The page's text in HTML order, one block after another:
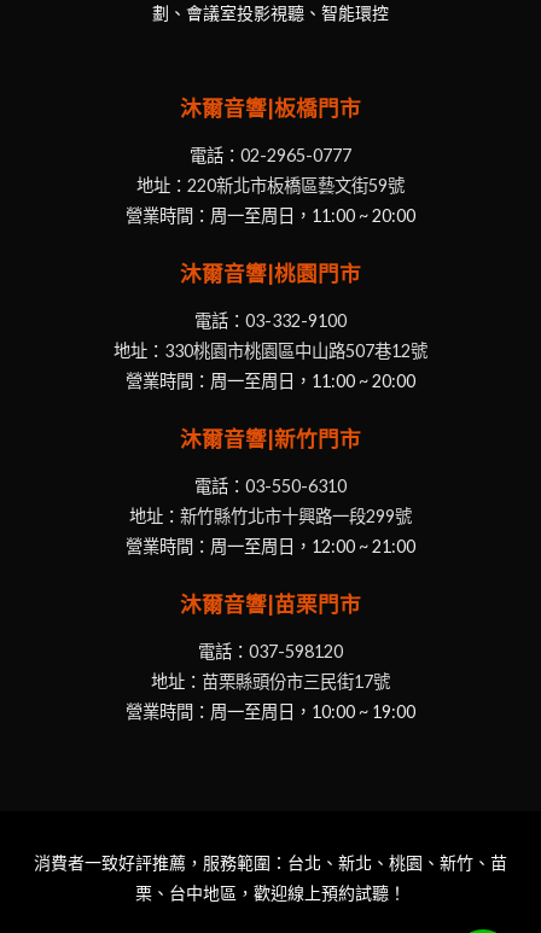
劃、會議室投影視聽、智能環控
沐爾音響|板橋門市
電話： 02-2965-0777
地址： 220新北市板橋區藝文街59號
營業時間：周一至周日，11:00 ~ 20:00
沐爾音響|桃園門市
電話： 03-332-9100
地址： 330桃園市桃園區中山路507巷12號
營業時間：周一至周日，11:00 ~ 20:00
沐爾音響|新竹門市
電話： 03-550-6310
地址： 新竹縣竹北市十興路一段299號
營業時間：周一至周日，12:00 ~ 21:00
沐爾音響|苗栗門市
電話： 037-598120
地址： 苗栗縣頭份市三民街17號
營業時間：周一至周日，10:00 ~ 19:00
消費者一致好評推薦，服務範圍：台北、新北、桃園、新竹、苗
栗、台中地區，歡迎線上預約試聽！